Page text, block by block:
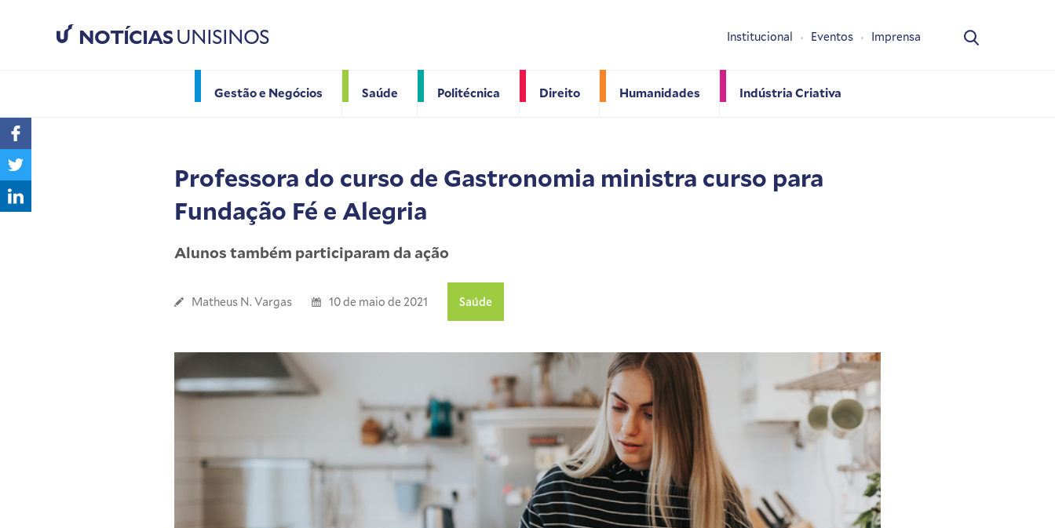
NOTÍCIASUNISINOS
Gestão e Negócios Saúde Politécnica Direito Humanidades Indústria Criativa
Institucional Eventos Imprensa
Professora do curso de Gastronomia ministra curso para
Fundação Fé e Alegria
Alunos também participaram da ação
Matheus N. Vargas 10 de maio de 2021 Saúde